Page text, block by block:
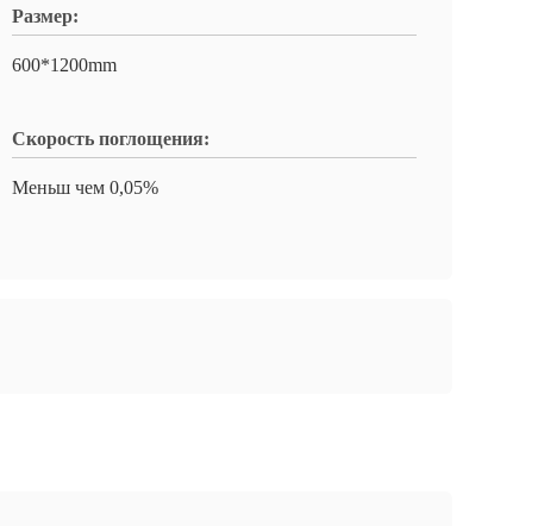
Размер:
600*1200mm
Скорость поглощения:
Меньш чем 0,05%